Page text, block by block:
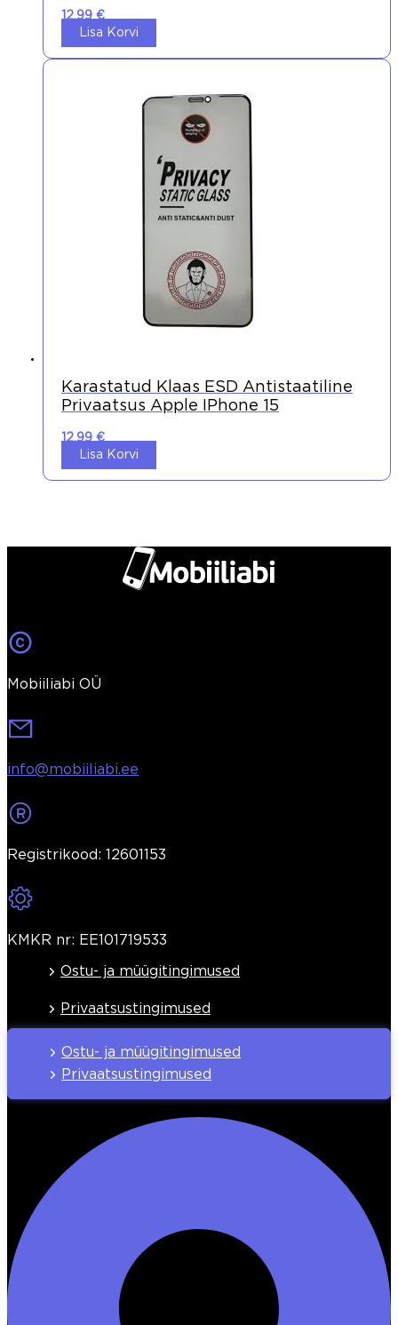
12,99 €
Lisa Korvi
Karastatud Klaas ESD Antistaatiline
Privaatsus Apple IPhone 15
12,99 €
Lisa Korvi
Mobiiliabi OÜ
info@mobiiliabi.ee
Registrikood: 12601153
KMKR nr: EE101719533
Ostu- ja müügitingimused
Privaatsustingimused
Ostu- ja müügitingimused
Privaatsustingimused